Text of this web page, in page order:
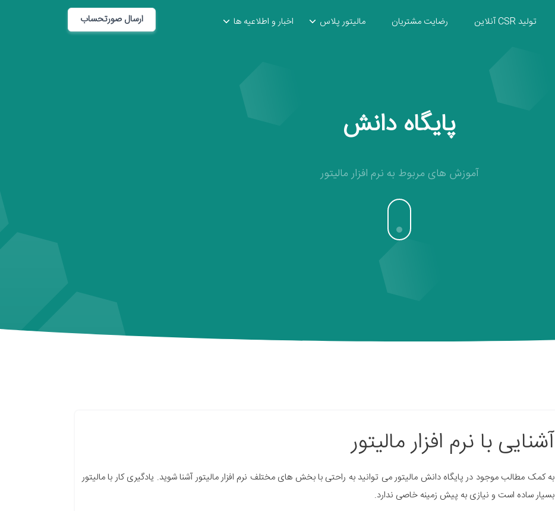
ارسال صورتحساب تولید CSR آنلاین رضایت مشتریان مالیتور پلاس اخبار و اطلاعیه ها
پایگاه دانش
آموزش های مربوط به نرم افزار مالیتور
آشنایی با نرم افزار مالیتور
به کمک مطالب موجود در پایگاه دانش مالیتور می توانید به راحتی با بخش های مختلف نرم افزار مالیتور آشنا شوید. یادگیری کار با مالیتور
بسیار ساده است و نیازی به پیش زمینه خاصی ندارد.